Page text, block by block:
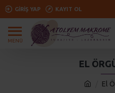
GIRIŞ YAP KAYIT OL
El
EL